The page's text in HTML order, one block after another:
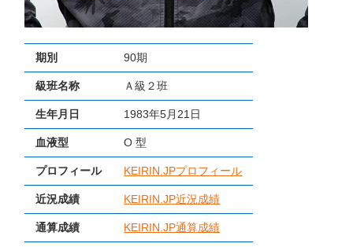
期別 90期
級班名称 Ａ級２班
生年月日 1983年5月21日
血液型 O 型
プロフィール KEIRIN.JPプロフィール
近況成績 KEIRIN.JP近況成績
通算成績 KEIRIN.JP通算成績